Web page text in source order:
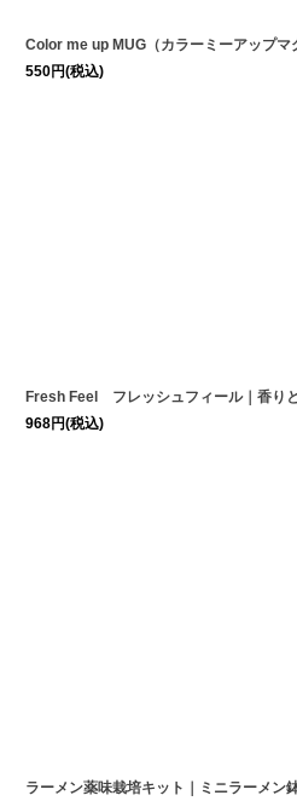
Color me up MUG（カラーミーアップマ
550円(税込)
Fresh Feel フレッシュフィール｜香り
968円(税込)
ラーメン薬味栽培キット｜ミニラーメン